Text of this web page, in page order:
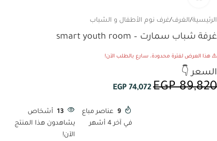
الرئيسية/الغرف/غرف نوم الأطفال و الشباب
غرفة شباب سمارت – smart youth room
⚠️ هذا العرض لفترة محدودة، سارع بالطلب الآن!
السعر 👇
EGP89,820
EGP 74,072
9 عناصر مباع
في آخر 4 أشهر
13 أشخاص
يشاهدون هذا المنتج
الآن!